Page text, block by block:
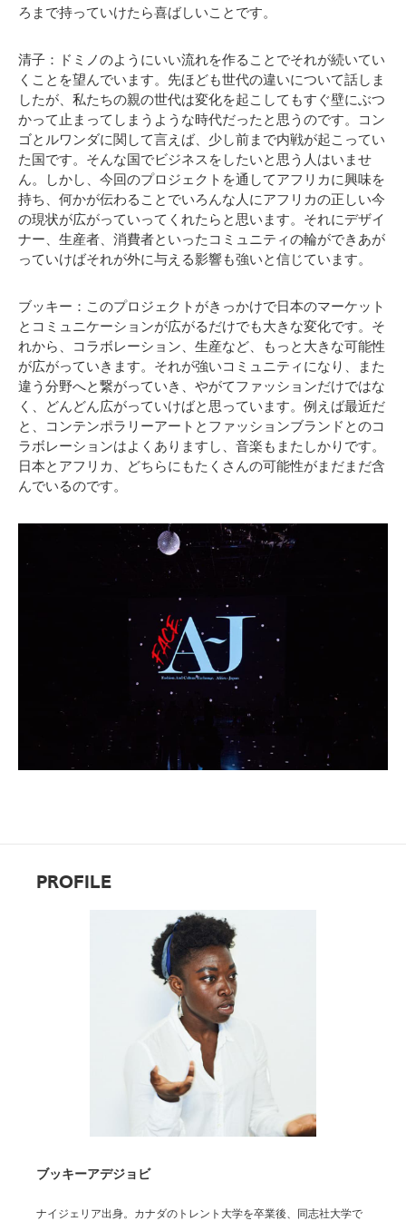
ろまで持っていけたら喜ばしいことです。
清子：ドミノのようにいい流れを作ることでそれが続いてい
くことを望んでいます。先ほども世代の違いについて話しま
したが、私たちの親の世代は変化を起こしてもすぐ壁にぶつ
かって止まってしまうような時代だったと思うのです。コン
ゴとルワンダに関して言えば、少し前まで内戦が起こってい
た国です。そんな国でビジネスをしたいと思う人はいませ
ん。しかし、今回のプロジェクトを通してアフリカに興味を
持ち、何かが伝わることでいろんな人にアフリカの正しい今
の現状が広がっていってくれたらと思います。それにデザイ
ナー、生産者、消費者といったコミュニティの輪ができあが
っていけばそれが外に与える影響も強いと信じています。
ブッキー：このプロジェクトがきっかけで日本のマーケット
とコミュニケーションが広がるだけでも大きな変化です。そ
れから、コラボレーション、生産など、もっと大きな可能性
が広がっていきます。それが強いコミュニティになり、また
違う分野へと繋がっていき、やがてファッションだけではな
く、どんどん広がっていけばと思っています。例えば最近だ
と、コンテンポラリーアートとファッションブランドとのコ
ラボレーションはよくありますし、音楽もまたしかりです。
日本とアフリカ、どちらにもたくさんの可能性がまだまだ含
んでいるのです。
PROFILE
ブッキーアデジョビ
ナイジェリア出身。カナダのトレント大学を卒業後、同志社大学で